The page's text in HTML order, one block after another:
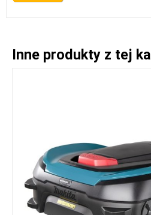
Inne produkty z tej